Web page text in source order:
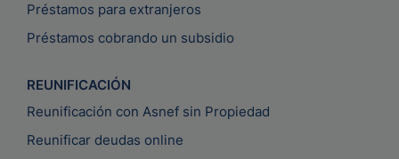
Préstamos para extranjeros
Préstamos cobrando un subsidio
REUNIFICACIÓN
Reunificación con Asnef sin Propiedad
Reunificar deudas online